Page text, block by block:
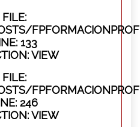
FILE:
133
VIEW
FILE:
246
VIEW